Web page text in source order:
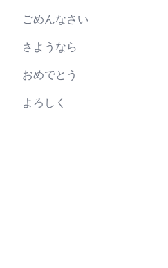
ごめんなさい
さようなら
おめでとう
よろしく